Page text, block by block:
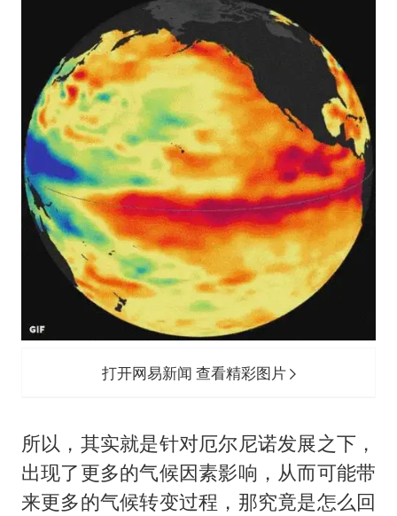
东方之约 相约未来
打开网易新闻 查看精彩图片
所以，其实就是针对厄尔尼诺发展之下，
出现了更多的气候因素影响，从而可能带
来更多的气候转变过程，那究竟是怎么回